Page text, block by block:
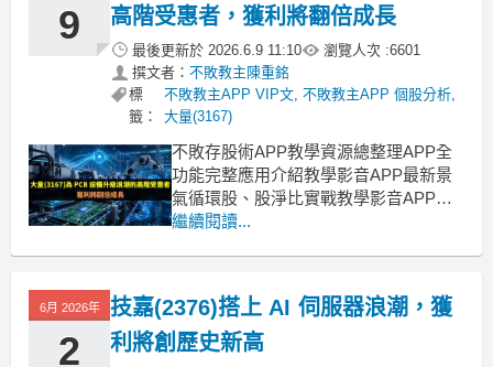
算、
9
高階受惠者，獲利將翻倍成長
最後更新於 2026.6.9 11:10 瀏覽人次 :6601
撰文者： 不敗教主陳重銘
標
籤：
不敗教主APP VIP文, 不敗教主APP 個股分析,
大量(3167)
不敗存股術APP教學資源總整理APP全
功能完整應用介紹教學影音APP最新景
氣循環股、股淨比實戰教學影音APP策
略選股教學【ETF比較模型教學】該存
高階製程根據市調機構 Prismark 近期展
望指出，全球 PCB 市場規
繼續閱讀...
6月 2026年
2
技嘉(2376)搭上 AI 伺服器浪潮，獲
利將創歷史新高